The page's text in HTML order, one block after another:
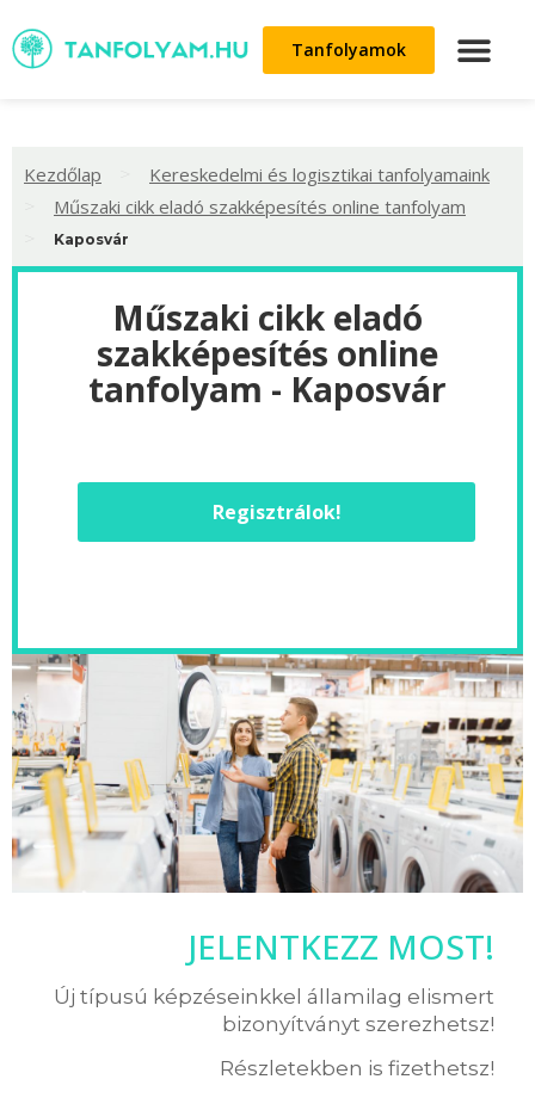
Tanfolyamok
Kezdőlap Kereskedelmi és logisztikai tanfolyamaink
Műszaki cikk eladó szakképesítés online tanfolyam
Kaposvár
Műszaki cikk eladó
szakképesítés online
tanfolyam - Kaposvár
Regisztrálok!
JELENTKEZZ MOST!
Új típusú képzéseinkkel államilag elismert
bizonyítványt szerezhetsz!
Részletekben is fizethetsz!